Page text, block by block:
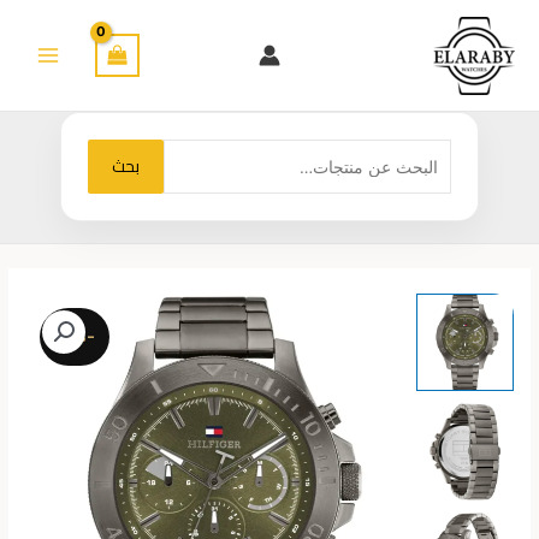
المحتوى
البحث
عن:
بحث
-40%